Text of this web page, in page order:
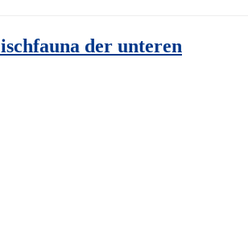
der unteren